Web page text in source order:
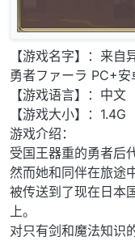
【游戏名字】：来
勇者ファーラ PC+
【游戏语言】：中文
【游戏大小】：1.4G
游戏介绍：
受国王器重的勇者后
然而她和同伴在旅途
被传送到了现在日本
上。
对只有剑和魔法知识